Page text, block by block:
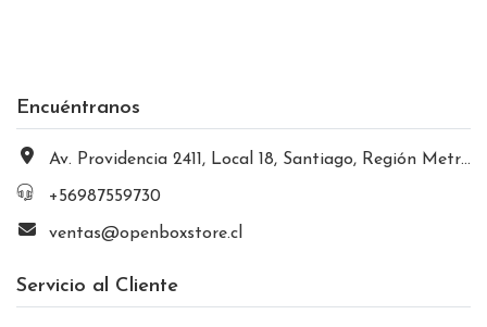
Encuéntranos
Av. Providencia 2411, Local 18, Santiago, Región Metropolitana, Chile
+56987559730
ventas@openboxstore.cl
Servicio al Cliente